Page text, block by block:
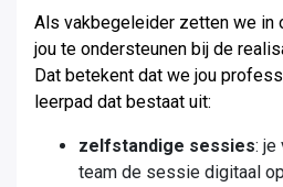
Als vakbegeleider zetten we in
jou te ondersteunen bij de
Dat betekent dat we jou
leerpad dat bestaat uit:
zelfstandige sessies: je
team de sessie digitaal